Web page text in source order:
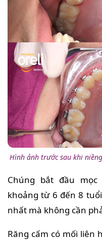
Hình ảnh trước sau khi
Chúng bắt đầu
khoảng từ 6 đến 8
nhất mà không cần
Răng cấm có mối liên